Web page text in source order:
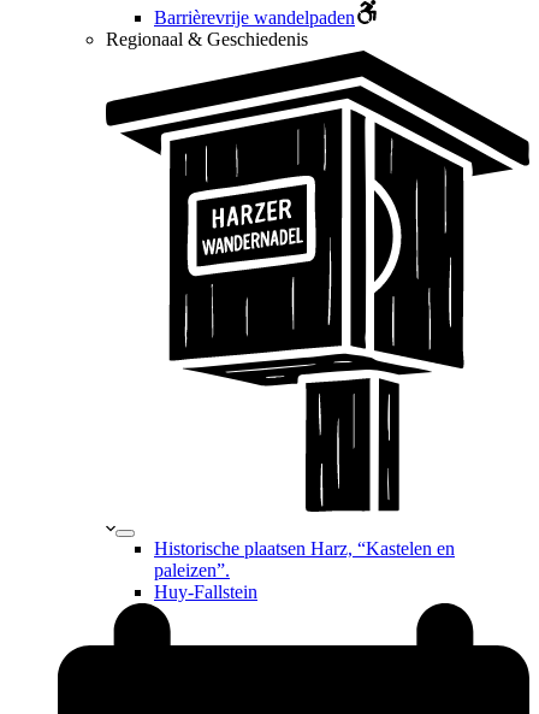
Barrièrevrije wandelpaden
Regionaal & Geschiedenis
Historische plaatsen Harz, “Kastelen en
paleizen”.
Huy-Fallstein